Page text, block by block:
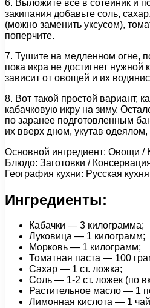
6. Выложите все в сотейник и
закипания добавьте соль,
(можно заменить уксусом),
поперчите.
7. Тушите на медленном огне,
пока икра не достигнет нужной
зависит от овощей и их
8. Вот такой простой вариант,
кабачковую икру на зиму.
по заранее подготовленным
их вверх дном, укутав
Основной ингредиент: Овощи /
Блюдо: Заготовки /
География кухни: Русская кухня
Ингредиенты:
Кабачки — 3 килограмма;
Луковица — 1 килограмм;
Морковь — 1 килограмм;
Томатная паста — 100
Сахар — 1 ст. ложка;
Соль — 1-2 ст. ложек (по
Растительное масло — 1
Лимонная кислота — 1